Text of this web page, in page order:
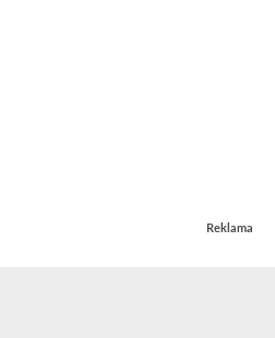
Reklama